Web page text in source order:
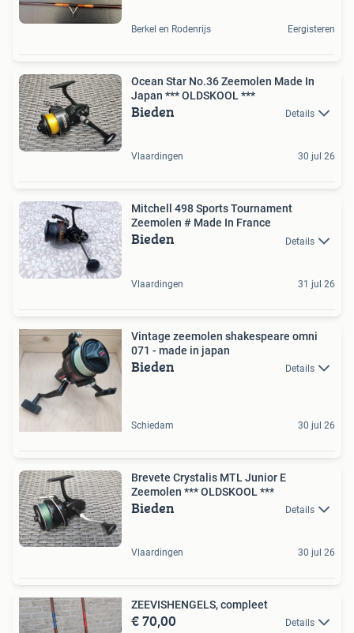
Berkel en Rodenrijs Eergisteren
Ocean Star No.36 Zeemolen Made In
Japan *** OLDSKOOL ***
Bieden Details
Vlaardingen 30 jul 26
Mitchell 498 Sports Tournament
Zeemolen # Made In France
Bieden Details
Vlaardingen 31 jul 26
Vintage zeemolen shakespeare omni
071 - made in japan
Bieden Details
Schiedam 30 jul 26
Brevete Crystalis MTL Junior E
Zeemolen *** OLDSKOOL ***
Bieden Details
Vlaardingen 30 jul 26
ZEEVISHENGELS, compleet
€ 70,00 Details